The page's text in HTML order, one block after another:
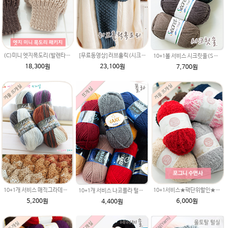
(C)미니 엣지목도리(발렌타인울)패키지(유료강좌)/미니 머플러/미니목도리뜨기/좁은 고무단/손뜨개목도리/미니뜨개질목도리/뜨개질목도리/변형고무단/변형 1코고무단뜨기
18,300원
[무료동영상]러브홀릭(시크릿울) 문근영 멍석뜨기 메리목도리 남친크리스마스 특별한선물 동영상시디 도안만들기뜨기 털실 뜨개질실
23,100원
10+1볼 서비스 시크릿울(Secret Wool) 멜란지컬러 뜨개실 제일모직/털실/뜨개질실/손뜨개실/목도리털실/뜨게실/뜨게질/세븐이지/손뜨개질실
7,700원
10+1개 서비스 매직그라데이션(이지프린트 뜨개실 울혼방사) /털실/뜨개질실/손뜨개실/목도리털실/뜨게실/뜨게질
5,200원
10+1개 서비스 나코폴라 털실/폴라실 목도리뜨개실 수입사
4,400원
10+1서비스★팩단위할인★포그니 fleece 플리스 수면사 뜨개실/소프트 메리 멜로디/부드러운 털실/유아용실
6,000원